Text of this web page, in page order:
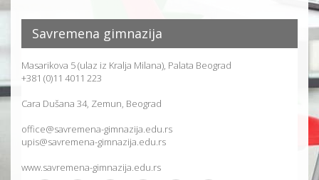
Savremena gimnazija
Masarikova 5 (ulaz iz Kralja Milana), Palata Beograd
+381 (0)11 4011 223
Cara Dušana 34, Zemun, Beograd
office@savremena-gimnazija.edu.rs
upis@savremena-gimnazija.edu.rs
www.savremena-gimnazija.edu.rs